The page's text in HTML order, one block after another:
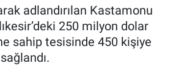
adlandırılan Kastamonu
250 milyon dolar
sahip tesisinde 450 kişiye
Fabrikalar